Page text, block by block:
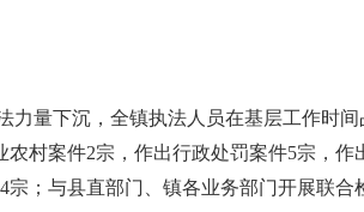
量下沉，全镇执法人员在基层工作时
村案件2宗，作出行政处罚案件5宗，作
；与县直部门、镇各业务部门开展联